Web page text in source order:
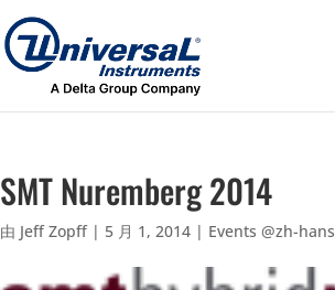
SMT Nuremberg 2014
由 Jeff Zopff| 5 月 1, 2014 | Events @zh-hans